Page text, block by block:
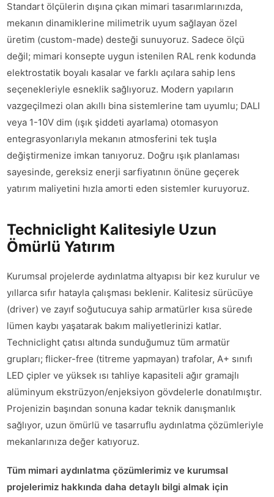
Standart ölçülerin dışına çıkan mimari tasarımlarınızda,
mekanın dinamiklerine milimetrik uyum sağlayan özel
üretim (custom-made) desteği sunuyoruz. Sadece ölçü
değil; mimari konsepte uygun istenilen RAL renk kodunda
elektrostatik boyalı kasalar ve farklı açılara sahip lens
seçenekleriyle esneklik sağlıyoruz. Modern yapıların
vazgeçilmezi olan akıllı bina sistemlerine tam uyumlu; DALI
veya 1-10V dim (ışık şiddeti ayarlama) otomasyon
entegrasyonlarıyla mekanın atmosferini tek tuşla
değiştirmenize imkan tanıyoruz. Doğru ışık planlaması
sayesinde, gereksiz enerji sarfiyatının önüne geçerek
yatırım maliyetini hızla amorti eden sistemler kuruyoruz.
Techniclight Kalitesiyle Uzun
Ömürlü Yatırım
Kurumsal projelerde aydınlatma altyapısı bir kez kurulur ve
yıllarca sıfır hatayla çalışması beklenir. Kalitesiz sürücüye
(driver) ve zayıf soğutucuya sahip armatürler kısa sürede
lümen kaybı yaşatarak bakım maliyetlerinizi katlar.
Techniclight çatısı altında sunduğumuz tüm armatür
grupları; flicker-free (titreme yapmayan) trafolar, A+ sınıfı
LED çipler ve yüksek ısı tahliye kapasiteli ağır gramajlı
alüminyum ekstrüzyon/enjeksiyon gövdelerle donatılmıştır.
Projenizin başından sonuna kadar teknik danışmanlık
sağlıyor, uzun ömürlü ve tasarruflu aydınlatma çözümleriyle
mekanlarınıza değer katıyoruz.
Tüm mimari aydınlatma çözümlerimiz ve kurumsal
projelerimiz hakkında daha detaylı bilgi almak için